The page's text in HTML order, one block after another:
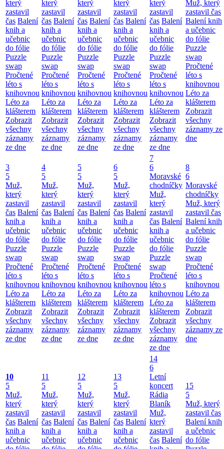
který
zastavil
čas Balení
knih a
učebnic
do fólie
Puzzle
swap
Pročtené
léto s
knihovnou
Léto za
klášterem
Zobrazit
všechny
záznamy
ze dne
který
zastavil
čas Balení
knih a
učebnic
do fólie
Puzzle
swap
Pročtené
léto s
knihovnou
Léto za
klášterem
Zobrazit
všechny
záznamy
ze dne
který
zastavil
čas Balení
knih a
učebnic
do fólie
Puzzle
swap
Pročtené
léto s
knihovnou
Léto za
klášterem
Zobrazit
všechny
záznamy
ze dne
který
zastavil
čas Balení
knih a
učebnic
do fólie
Puzzle
swap
Pročtené
léto s
knihovnou
Léto za
klášterem
Zobrazit
všechny
záznamy
ze dne
který
zastavil
čas Balení
knih a
učebnic
do fólie
Puzzle
swap
Pročtené
léto s
knihovnou
Léto za
klášterem
Zobrazit
všechny
záznamy
ze dne
Muž, který
zastavil čas
Balení knih
a učebnic
do fólie
Puzzle
swap
Pročtené
léto s
knihovnou
Léto za
klášterem
Zobrazit
všechny
záznamy ze
dne
3
5
Muž,
který
zastavil
čas Balení
knih a
učebnic
do fólie
Puzzle
swap
Pročtené
léto s
knihovnou
Léto za
klášterem
Zobrazit
všechny
záznamy
ze dne
4
5
Muž,
který
zastavil
čas Balení
knih a
učebnic
do fólie
Puzzle
swap
Pročtené
léto s
knihovnou
Léto za
klášterem
Zobrazit
všechny
záznamy
ze dne
5
5
Muž,
který
zastavil
čas Balení
knih a
učebnic
do fólie
Puzzle
swap
Pročtené
léto s
knihovnou
Léto za
klášterem
Zobrazit
všechny
záznamy
ze dne
6
5
Muž,
který
zastavil
čas Balení
knih a
učebnic
do fólie
Puzzle
swap
Pročtené
léto s
knihovnou
Léto za
klášterem
Zobrazit
všechny
záznamy
ze dne
7
6
Moravské
chodníčky
Muž,
který
zastavil
čas Balení
knih a
učebnic
do fólie
Puzzle
swap
Pročtené
léto s
knihovnou
Léto za
klášterem
Zobrazit
všechny
záznamy
ze dne
8
6
Moravské
chodníčky
Muž, který
zastavil čas
Balení knih
a učebnic
do fólie
Puzzle
swap
Pročtené
léto s
knihovnou
Léto za
klášterem
Zobrazit
všechny
záznamy ze
dne
10
5
Muž,
který
zastavil
čas Balení
knih a
učebnic
11
5
Muž,
který
zastavil
čas Balení
knih a
učebnic
12
5
Muž,
který
zastavil
čas Balení
knih a
učebnic
13
5
Muž,
který
zastavil
čas Balení
knih a
učebnic
14
6
Letní
koncert
Rádia
Blaník
Muž,
který
zastavil
čas Balení
15
5
Muž, který
zastavil čas
Balení knih
a učebnic
do fólie